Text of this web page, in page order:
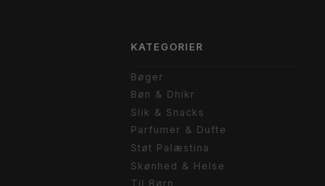
KATEGORIER
Bøger
Bøn & Dhikr
Slik & Snacks
Parfumer & Dufte
Støt Palæstina
Skønhed & Helse
Til Børn